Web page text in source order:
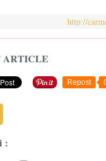
http://
ARTICLE
Repost
: